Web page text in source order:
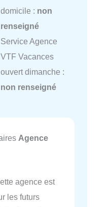
domicile : non
renseigné
Service Agence
VTF Vacances
ouvert dimanche :
non renseigné
Agence
agence est
les futurs